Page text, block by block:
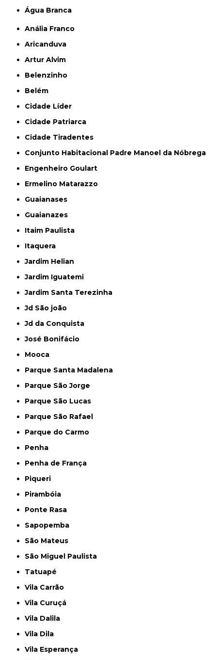
Água Branca
Anália Franco
Aricanduva
Artur Alvim
Belenzinho
Belém
Cidade Líder
Cidade Patriarca
Cidade Tiradentes
Conjunto Habitacional Padre Manoel da Nóbrega
Engenheiro Goulart
Ermelino Matarazzo
Guaianases
Guaianazes
Itaim Paulista
Itaquera
Jardim Helian
Jardim Iguatemi
Jardim Santa Terezinha
Jd São joão
Jd da Conquista
José Bonifácio
Mooca
Parque Santa Madalena
Parque São Jorge
Parque São Lucas
Parque São Rafael
Parque do Carmo
Penha
Penha de França
Piqueri
Pirambóia
Ponte Rasa
Sapopemba
São Mateus
São Miguel Paulista
Tatuapé
Vila Carrão
Vila Curuçá
Vila Dalila
Vila Dila
Vila Esperança